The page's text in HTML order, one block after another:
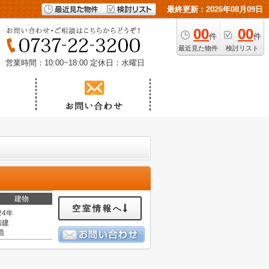
最終更新：2026年08月09日
00件
最近見た物件
00件
検討リスト
営業時間：10:00~18:00 定休日：水曜日
建物
年
建
空室情報へ